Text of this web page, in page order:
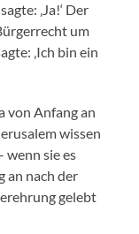
‚Ja!‘ Der
um
‚Ich bin ein
von Anfang an
wissen
wenn sie es
an nach der
gelebt